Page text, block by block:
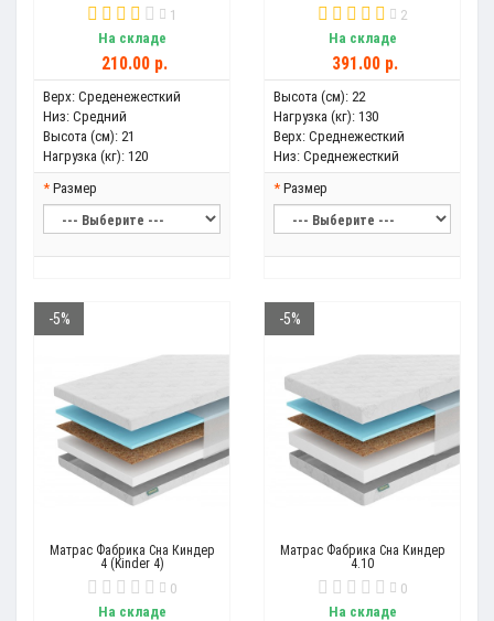
1
На складе
210.00 р.
Верх: Среденежесткий
Низ: Средний
Высота (см): 21
Нагрузка (кг): 120
Размер
2
На складе
391.00 р.
Высота (см): 22
Нагрузка (кг): 130
Верх: Среднежесткий
Низ: Среднежесткий
Размер
-5%
Матрас Фабрика Сна Киндер
4 (Kinder 4)
0
На складе
-5%
Матрас Фабрика Сна Киндер
4.10
0
На складе